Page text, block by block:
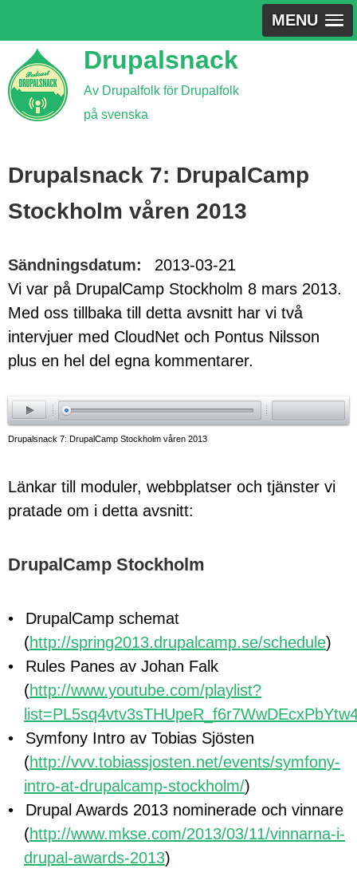
MENU
Jump
to
navigation
Drupalsnack
Av Drupalfolk för Drupalfolk
på svenska
to
Drupalsnack 7: DrupalCamp
Stockholm våren 2013
Sändningsdatum:
2013-03-21
Vi var på DrupalCamp Stockholm 8 mars 2013.
Med oss tillbaka till detta avsnitt har vi två
intervjuer med CloudNet och Pontus Nilsson
plus en hel del egna kommentarer.
Drupalsnack 7: DrupalCamp Stockholm våren 2013
Länkar till moduler, webbplatser och tjänster vi
pratade om i detta avsnitt:
DrupalCamp Stockholm
DrupalCamp schemat
(http://spring2013.drupalcamp.se/schedule)
Rules Panes av Johan Falk
(http://www.youtube.com/playlist?
Symfony Intro av Tobias Sjösten
(http://vvv.tobiassjosten.net/events/symfony-
intro-at-drupalcamp-stockholm/)
Drupal Awards 2013 nominerade och vinnare
(http://www.mkse.com/2013/03/11/vinnarna-i-
drupal-awards-2013)